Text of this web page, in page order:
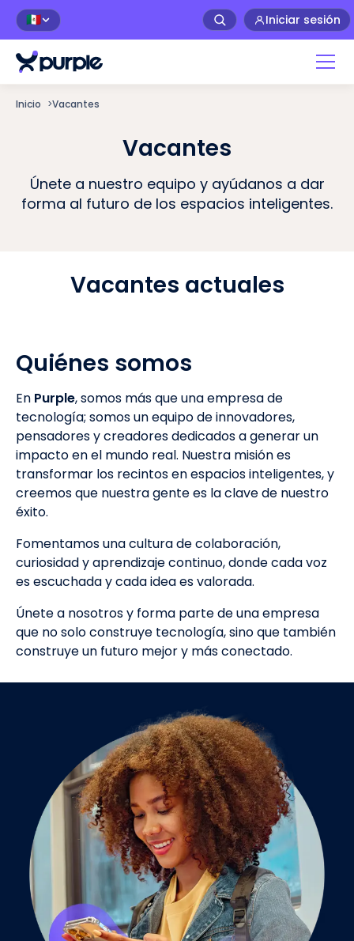
🇲🇽 Iniciar sesión
Inicio >Vacantes
Vacantes
Únete a nuestro equipo y ayúdanos a dar
forma al futuro de los espacios inteligentes.
Vacantes actuales
Quiénes somos
En Purple, somos más que una empresa de
tecnología; somos un equipo de innovadores,
pensadores y creadores dedicados a generar un
impacto en el mundo real. Nuestra misión es
transformar los recintos en espacios inteligentes, y
creemos que nuestra gente es la clave de nuestro
éxito.
Fomentamos una cultura de colaboración,
curiosidad y aprendizaje continuo, donde cada voz
es escuchada y cada idea es valorada.
Únete a nosotros y forma parte de una empresa
que no solo construye tecnología, sino que también
construye un futuro mejor y más conectado.